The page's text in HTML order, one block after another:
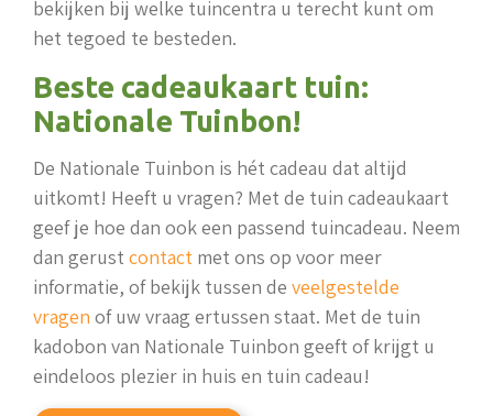
bekijken bij welke tuincentra u terecht kunt om
het tegoed te besteden.
Beste cadeaukaart tuin:
Nationale Tuinbon!
De Nationale Tuinbon is hét cadeau dat altijd
uitkomt! Heeft u vragen? Met de tuin cadeaukaart
geef je hoe dan ook een passend tuincadeau. Neem
dan gerust contact met ons op voor meer
informatie, of bekijk tussen de veelgestelde
vragen of uw vraag ertussen staat. Met de tuin
kadobon van Nationale Tuinbon geeft of krijgt u
eindeloos plezier in huis en tuin cadeau!